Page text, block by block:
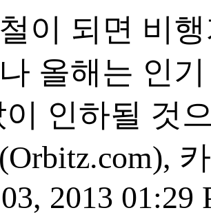
이 되면 비
올해는 인
이 인하될 것
2013 01:29